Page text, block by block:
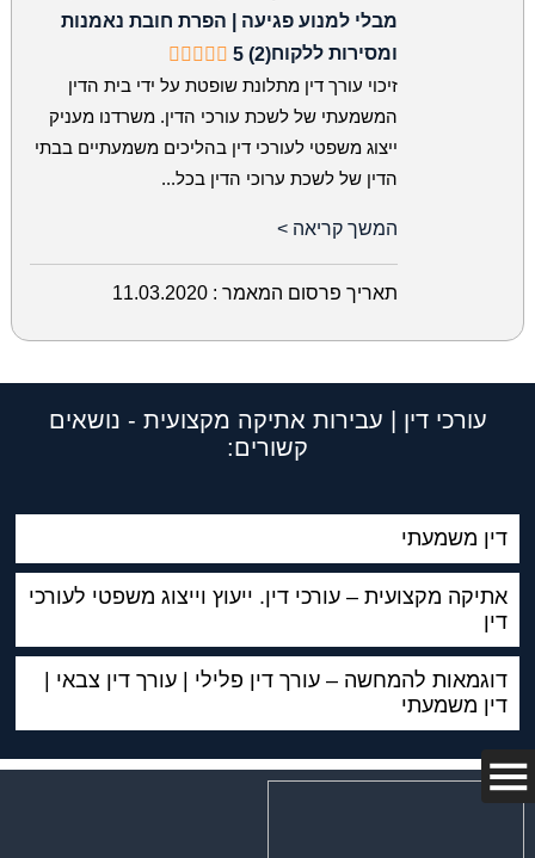
מבלי למנוע פגיעה | הפרת חובת נאמנות
ומסירות ללקוח5 (2)
זיכוי עורך דין מתלונת שופטת על ידי בית הדין
המשמעתי של לשכת עורכי הדין. משרדנו מעניק
ייצוג משפטי לעורכי דין בהליכים משמעתיים בבתי
הדין של לשכת ערוכי הדין בכל...
המשך קריאה >
תאריך פרסום המאמר : 11.03.2020
עורכי דין | עבירות אתיקה מקצועית - נושאים
קשורים:
דין משמעתי
אתיקה מקצועית – עורכי דין. ייעוץ וייצוג משפטי לעורכי
דין
דוגמאות להמחשה – עורך דין פלילי | עורך דין צבאי |
דין משמעתי